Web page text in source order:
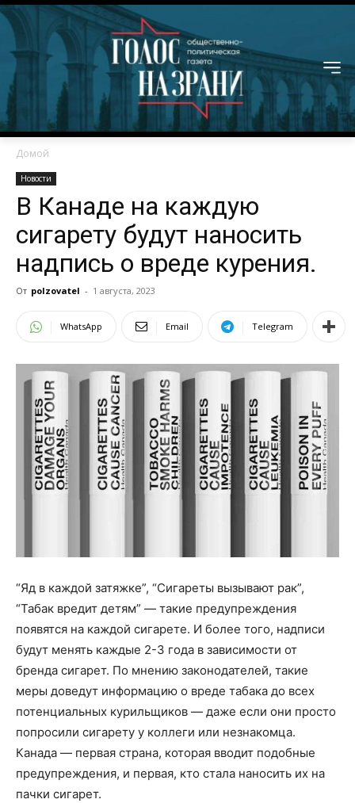
Домой
Новости
В Канаде на каждую
сигарету будут наносить
надпись о вреде курения.
От polzovatel - 1 августа, 2023
WhatsApp Email Telegram
“Яд в каждой затяжке”, “Сигареты вызывают рак”,
“Табак вредит детям” — такие предупреждения
появятся на каждой сигарете. И более того, надписи
будут менять каждые 2-3 года в зависимости от
бренда сигарет. По мнению законодателей, такие
меры доведут информацию о вреде табака до всех
потенциальных курильщиков — даже если они просто
попросили сигарету у коллеги или незнакомца.
Канада — первая страна, которая вводит подобные
предупреждения, и первая, кто стала наносить их на
пачки сигарет.